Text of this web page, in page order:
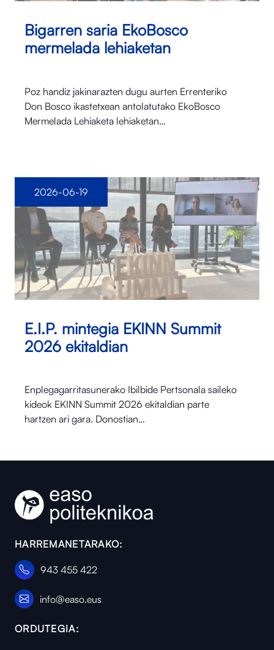
Bigarren saria EkoBosco
mermelada lehiaketan
Poz handiz jakinarazten dugu aurten Errenteriko
Don Bosco ikastetxean antolatutako EkoBosco
Mermelada Lehiaketa lehiaketan…
E.I.P. mintegia EKINN Summit
2026 ekitaldian
Enplegagarritasunerako Ibilbide Pertsonala saileko
kideok EKINN Summit 2026 ekitaldian parte
hartzen ari gara. Donostian…
2026-06-19
HARREMANETARAKO:
943 455 422
info@easo.eus
ORDUTEGIA: